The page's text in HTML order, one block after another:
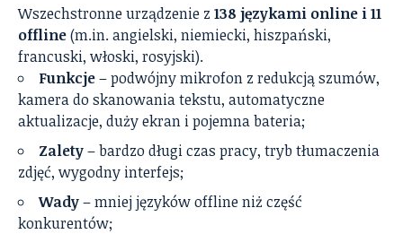
Wszechstronne urządzenie z 138 językami online i 11
offline(m.in. angielski, niemiecki, hiszpański,
francuski, włoski, rosyjski).
Funkcje– podwójny mikrofon z redukcją szumów,
kamera do skanowania tekstu, automatyczne
aktualizacje, duży ekran i pojemna bateria;
Zalety– bardzo długi czas pracy, tryb tłumaczenia
zdjęć, wygodny interfejs;
Wady– mniej języków offline niż część
konkurentów;